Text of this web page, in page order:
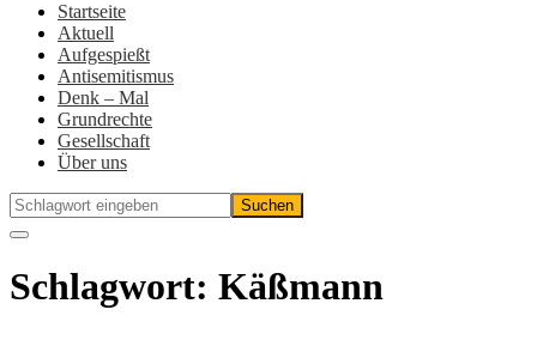
Startseite
Aktuell
Aufgespießt
Antisemitismus
Denk – Mal
Grundrechte
Gesellschaft
Über uns
Schlagwort: Käßmann